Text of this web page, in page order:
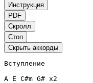
Инструкция
PDF
Скролл
Стоп
Скрыть аккорды
Вступление
A E C#m G# x2